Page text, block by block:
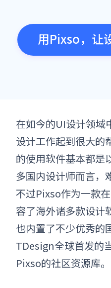
用Pixso，让
在如今的UI设计领域
设计工作起到很大的
的使用软件基本都是
多国内设计师而言，
不过Pixso作为一款
容了海外诸多款设计
也内置了不少优秀的
TDesign全球首发的
Pixso的社区资源库。